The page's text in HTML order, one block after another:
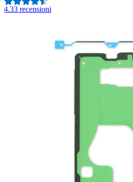
4.33 recensioni